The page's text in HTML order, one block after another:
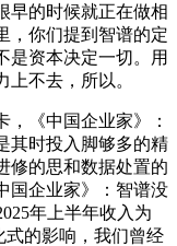
早的时候就正在做相
，你们提到智谱的定
是资本决定一切。用
不去，所以。
《中国企业家》：
其时投入脚够多的精
修的思和数据处置的
国企业家》：智谱没
年上半年收入为
式的影响，我们曾经